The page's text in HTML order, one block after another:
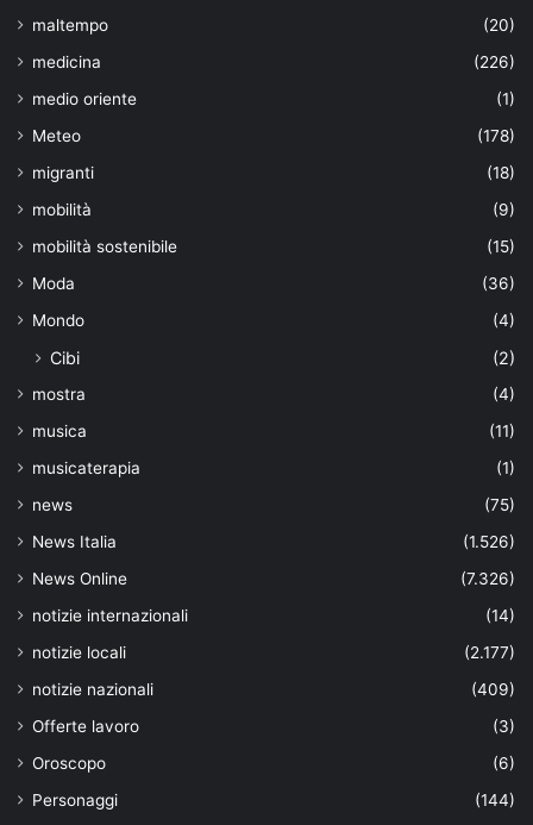
maltempo
(20)
medicina
(226)
medio oriente
(1)
Meteo
(178)
migranti
(18)
mobilità
(9)
mobilità sostenibile
(15)
Moda
(36)
Mondo
(4)
Cibi (2)
mostra
(4)
musica
(11)
musicaterapia
(1)
news
(75)
News Italia
(1.526)
News Online
(7.326)
notizie internazionali
(14)
notizie locali
(2.177)
notizie nazionali
(409)
Offerte lavoro
(3)
Oroscopo
(6)
Personaggi
(144)